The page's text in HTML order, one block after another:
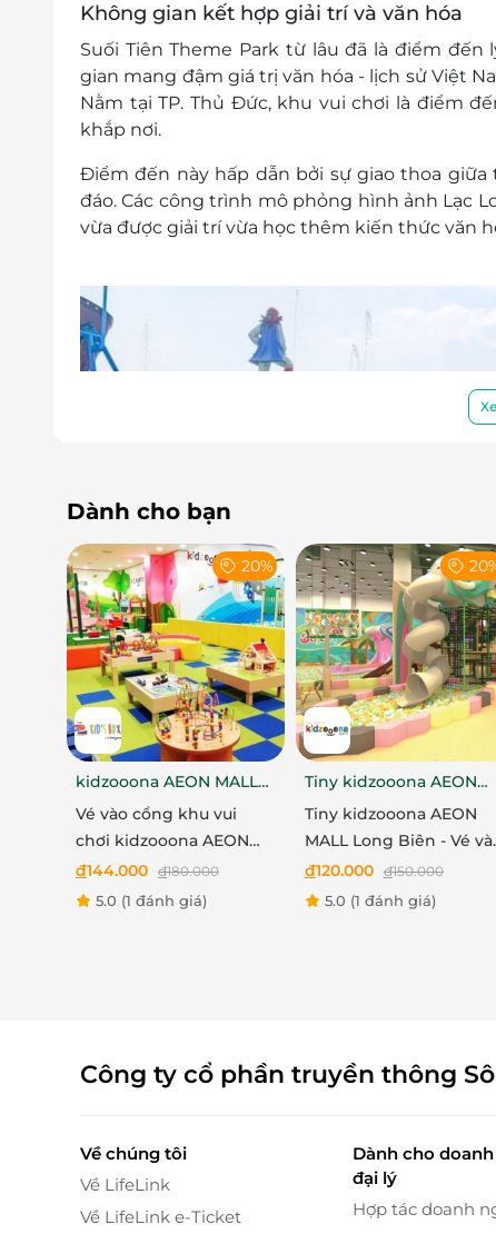
Không gian kết hợp giải trí và văn hóa
Suối Tiên Theme Park từ lâu đã là điểm
gian mang đậm giá trị văn hóa - lịch sử Việt
Nằm tại TP. Thủ Đức, khu vui chơi là điểm
khắp nơi.
Điểm đến này hấp dẫn bởi sự giao thoa
đáo. Các công trình mô phỏng hình ảnh Lạc
vừa được giải trí vừa học thêm kiến thức văn
Khu biển Tiên Đồng - Ngọc Nữ sôi động
Điểm nhấn chính của vé này là khu Công
đầu tiên tại Việt Nam. Bé yêu có thể thỏa
cầu trượt nước an toàn, thư giãn trong
biển thực thụ.
giữa cái nắng Sài Gòn mà không cần đi xa.
Dành cho bạn
20%
kidzooona AEON MALL
Hải Phòng 3F
Vé vào cổng khu vui
chơi kidzooona AEON
MALL Hải Phòng 3F bao
gồm Lễ Tết
đ144.000 đ180.000
5.0 (1 đánh giá)
Tiny kidzooona AEON
MALL Long Biên
Tiny kidzooona AEON
MALL Long Biên - Vé
cổng khu vui chơi bao
gồm Lễ Tết
đ120.000 đ150.000
5.0 (1 đánh giá)
Công ty cổ phần truyền thông
Về chúng tôi
Về LifeLink
Về LifeLink e-Ticket
Dành cho
đại lý
Hợp tác doanh